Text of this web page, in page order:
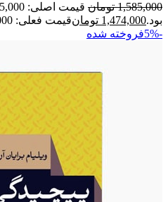
1,585,000 تومان
بود.1,474,000 تومانقیمت فعلی: 1,474,000 تومان.
-5%
فروخته شده